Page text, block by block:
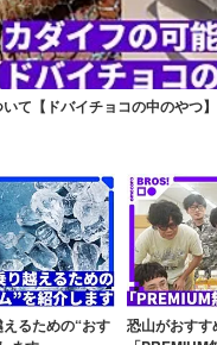
て【ドバイチョコの中のやつ】
えるための“おす
恐山がおす